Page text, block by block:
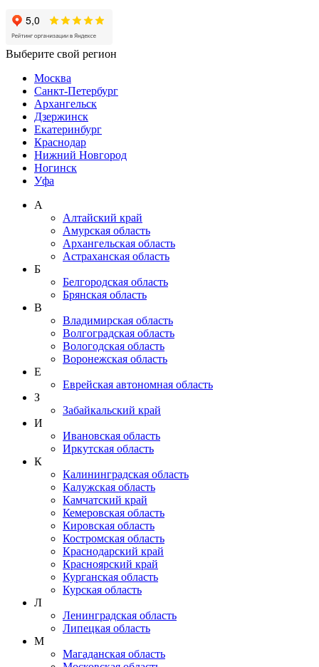
Выберите свой регион
Москва
Санкт-Петербург
Архангельск
Дзержинск
Екатеринбург
Краснодар
Нижний Новгород
Ногинск
Уфа
А
Алтайский край
Амурская область
Архангельская область
Астраханская область
Б
Белгородская область
Брянская область
В
Владимирская область
Волгоградская область
Вологодская область
Воронежская область
Е
Еврейская автономная область
З
Забайкальский край
И
Ивановская область
Иркутская область
К
Калининградская область
Калужская область
Камчатский край
Кемеровская область
Кировская область
Костромская область
Краснодарский край
Красноярский край
Курганская область
Курская область
Л
Ленинградская область
Липецкая область
М
Магаданская область